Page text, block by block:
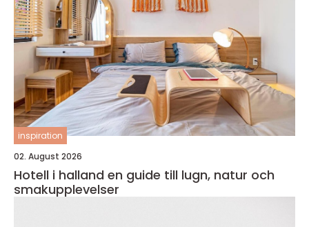
inspiration
02. August 2026
Hotell i halland en guide till lugn, natur och
smakupplevelser